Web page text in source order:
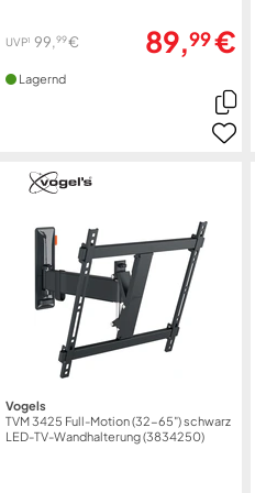
UVP1 99,99€ 89,99€
Lagernd
Vogels
TVM 3425 Full-Motion (32-65") schwarz
LED-TV-Wandhalterung (3834250)